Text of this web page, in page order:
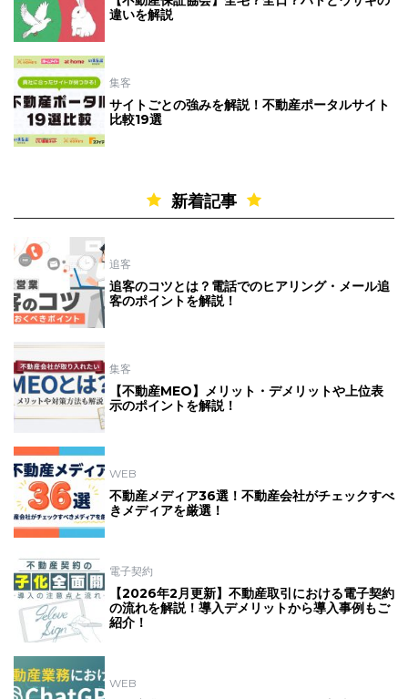
違いを解説
集客
サイトごとの強みを解説！不動産ポータルサイト
比較19選
新着記事
追客
追客のコツとは？電話でのヒアリング・メール追
客のポイントを解説！
集客
【不動産MEO】メリット・デメリットや上位表
示のポイントを解説！
WEB
不動産メディア36選！不動産会社がチェックすべ
きメディアを厳選！
電子契約
【2026年2月更新】不動産取引における電子契約
の流れを解説！導入デメリットから導入事例もご
紹介！
WEB